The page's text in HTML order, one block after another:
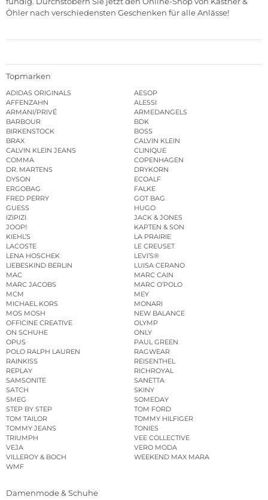
Öhler nach verschiedensten Geschenken für alle Anlässe!
Topmarken
ADIDAS ORIGINALS
AESOP
AFFENZAHN
ALESSI
ARMANI/PRIVÉ
ARMEDANGELS
BARBOUR
BDK
BIRKENSTOCK
BOSS
BRAX
CALVIN KLEIN
CALVIN KLEIN JEANS
CLINIQUE
COMMA
COPENHAGEN
DR. MARTENS
DRYKORN
DYSON
ECOALF
ERGOBAG
FALKE
FRED PERRY
GOT BAG
GUESS
HUGO
IZIPIZI
JACK & JONES
JOOP!
KAPTEN & SON
KIEHL’S
LA PRAIRIE
LACOSTE
LE CREUSET
LENA HOSCHEK
LEVI’S®
LIEBESKIND BERLIN
LUISA CERANO
MAC
MARC CAIN
MARC JACOBS
MARC O’POLO
MCM
MEY
MICHAEL KORS
MONARI
MOS MOSH
NEW BALANCE
OFFICINE CREATIVE
OLYMP
ON SCHUHE
ONLY
OPUS
PAUL GREEN
POLO RALPH LAUREN
RAGWEAR
RAINKISS
REISENTHEL
REPLAY
RICHROYAL
SAMSONITE
SANETTA
SATCH
SKINY
SMEG
SOMEDAY
STEP BY STEP
TOM FORD
TOM TAILOR
TOMMY HILFIGER
TOMMY JEANS
TONIES
TRIUMPH
VEE COLLECTIVE
VEJA
VERO MODA
VILLEROY & BOCH
WEEKEND MAX MARA
WMF
Damenmode & Schuhe